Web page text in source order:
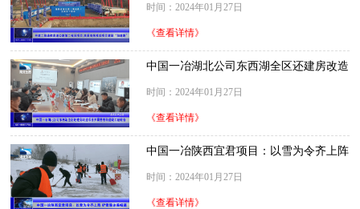
时间：2024年01月27日
《查看详情》
中国一冶湖北公司东西湖全区还建房改造
时间：2024年01月27日
《查看详情》
中国一冶陕西宜君项目：以雪为令齐上阵
时间：2024年01月27日
《查看详情》